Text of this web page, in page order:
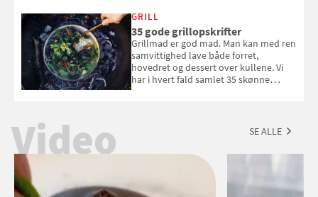
med i Samvirkes skønne vinquiz, hvor
du kan vinde 6 flasker vin fra Viña
Esmeralda. Konkurrencen slutter 1.
september 2026.
GRILL
35 gode grillopskrifter
Grillmad er god mad. Man kan med ren
samvittighed lave både forret,
hovedret og dessert over kullene. Vi
har i hvert fald samlet 35 skønne
Video SE ALLE